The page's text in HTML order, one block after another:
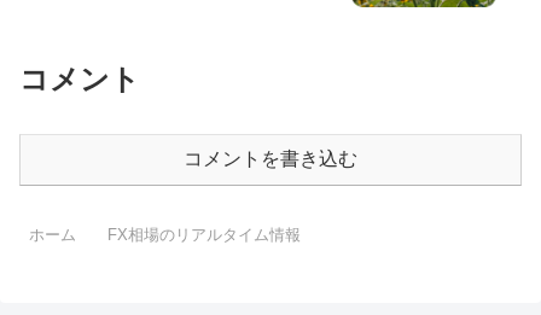
コメント
コメントを書き込む
ホーム FX相場のリアルタイム情報